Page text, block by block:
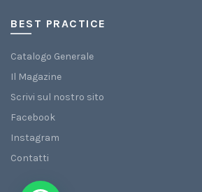
BEST PRACTICE
Catalogo Generale
Il Magazine
Scrivi sul nostro sito
Facebook
Instagram
Contatti